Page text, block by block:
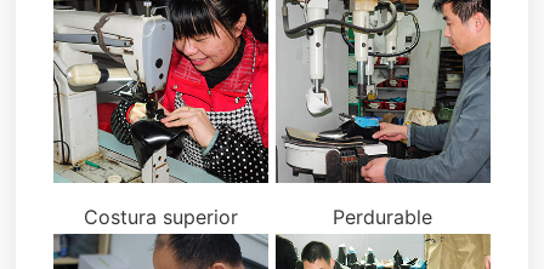
Costura superior Perdurable